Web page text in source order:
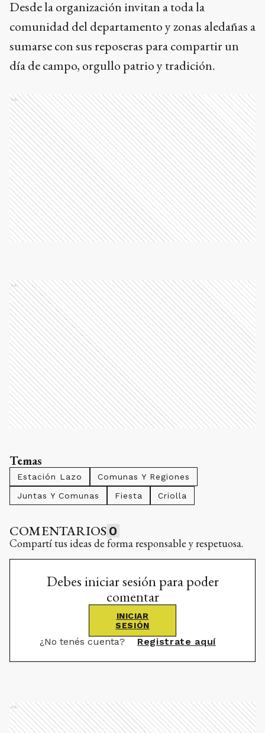
Desde la organización invitan a toda la
comunidad del departamento y zonas aledañas a
sumarse con sus reposeras para compartir un
día de campo, orgullo patrio y tradición.
Ads
Ads
Temas
Estación Lazo
Comunas Y Regiones
Juntas Y Comunas
Fiesta Criolla
COMENTARIOS 0
Compartí tus ideas de forma responsable y respetuosa.
Debes iniciar sesión para poder
comentar
INICIAR
SESIÓN
¿No tenés cuenta? Registrate aquí
Ads